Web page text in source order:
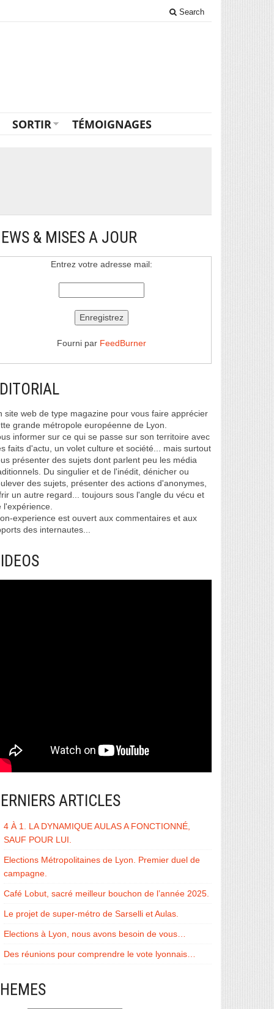
Search
SORTIR TÉMOIGNAGES
& MISES A JOUR
Entrez votre adresse mail:
Fourni par FeedBurner
site web de type magazine pour vous faire apprécier
grande métropole européenne de Lyon.
informer sur ce qui se passe sur son territoire avec
faits d'actu, un volet culture et société... mais surtout
présenter des sujets dont parlent peu les média
Du singulier et de l'inédit, dénicher ou
des sujets, présenter des actions d'anonymes,
un autre regard... toujours sous l'angle du vécu et
l'expérience.
experience est ouvert aux commentaires et aux
des internautes...
ARTICLES
4 À 1. LA DYNAMIQUE AULAS A FONCTIONNÉ,
SAUF POUR LUI.
Elections Métropolitaines de Lyon. Premier duel de
campagne.
Café Lobut, sacré meilleur bouchon de l’année 2025.
Le projet de super-métro de Sarselli et Aulas.
Elections à Lyon, nous avons besoin de vous…
Des réunions pour comprendre le vote lyonnais…